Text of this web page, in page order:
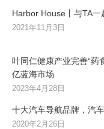
Harbor House丨与TA
2021年11月3日
叶同仁健康产业完善“药
亿蓝海市场
2023年4月28日
十大汽车导航品牌，汽
2020年2月26日